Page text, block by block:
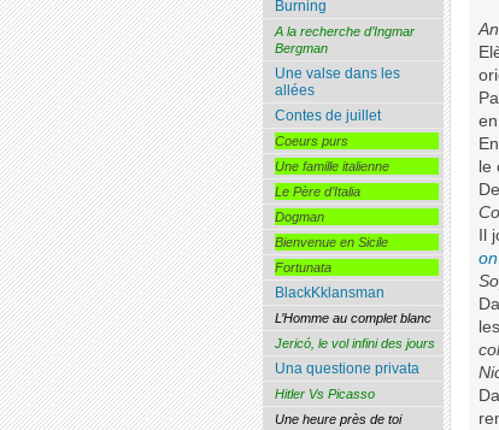
le
Il
Burning
A la recherche d’Ingmar
Bergman
Une valse dans les
allées
Contes de juillet
Coeurs purs
Une famille italienne
Le Père d’Italia
Dogman
Bienvenue en Sicile
Fortunata
BlackKklansman
L’Homme au complet blanc
Jericó, le vol infini des jours
Una questione privata
Hitler Vs Picasso
Une heure près de toi